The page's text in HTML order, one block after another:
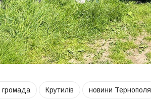
громада Крутилів новини Тернополя